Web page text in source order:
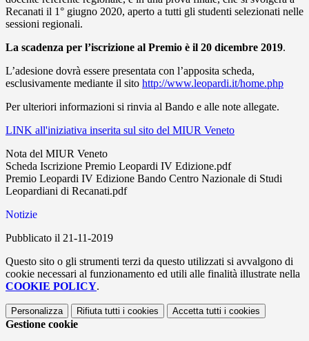
Recanati il 1° giugno 2020, aperto a tutti gli studenti selezionati nelle
sessioni regionali.
La scadenza per l’iscrizione al Premio è il 20 dicembre 2019.
L’adesione dovrà essere presentata con l’apposita scheda,
esclusivamente mediante il sito http://www.leopardi.it/home.php
Per ulteriori informazioni si rinvia al Bando e alle note allegate.
LINK all'iniziativa inserita sul sito del MIUR Veneto
Nota del MIUR Veneto
Scheda Iscrizione Premio Leopardi IV Edizione.pdf
Premio Leopardi IV Edizione Bando Centro Nazionale di Studi
Leopardiani di Recanati.pdf
Notizie
Pubblicato il 21-11-2019
Questo sito o gli strumenti terzi da questo utilizzati si avvalgono di
cookie necessari al funzionamento ed utili alle finalità illustrate nella
COOKIE POLICY.
Personalizza Rifiuta tutti i cookies Accetta tutti i cookies
Gestione cookie